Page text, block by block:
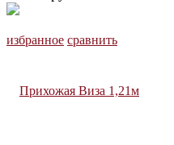
избранное сравнить